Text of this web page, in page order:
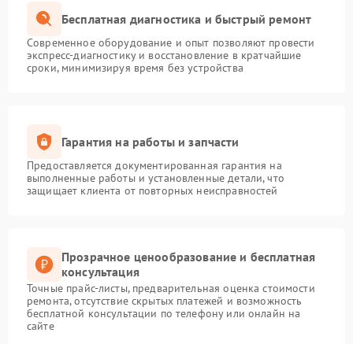
Бесплатная диагностика и быстрый ремонт
Современное оборудование и опыт позволяют провести
экспресс-диагностику и восстановление в кратчайшие
сроки, минимизируя время без устройства
Гарантия на работы и запчасти
Предоставляется документированная гарантия на
выполненные работы и установленные детали, что
защищает клиента от повторных неисправностей
Прозрачное ценообразование и бесплатная
консультация
Точные прайс-листы, предварительная оценка стоимости
ремонта, отсутствие скрытых платежей и возможность
бесплатной консультации по телефону или онлайн на
сайте